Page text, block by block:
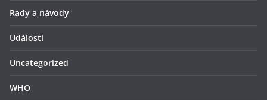
Rady a návody
Události
Uncategorized
WHO